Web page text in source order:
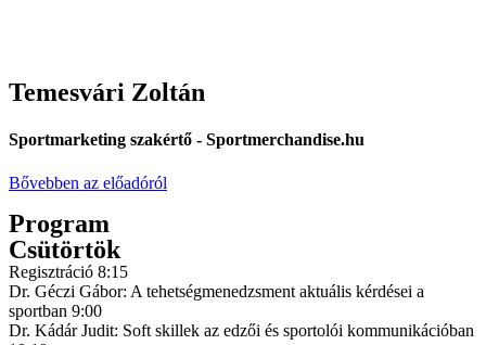
Temesvári Zoltán
Sportmarketing szakértő - Sportmerchandise.hu
Bővebben az előadóról
Program
Csütörtök
Regisztráció 8:15
Dr. Géczi Gábor: A tehetségmenedzsment aktuális kérdései a
sportban 9:00
Dr. Kádár Judit: Soft skillek az edzői és sportolói kommunikációban